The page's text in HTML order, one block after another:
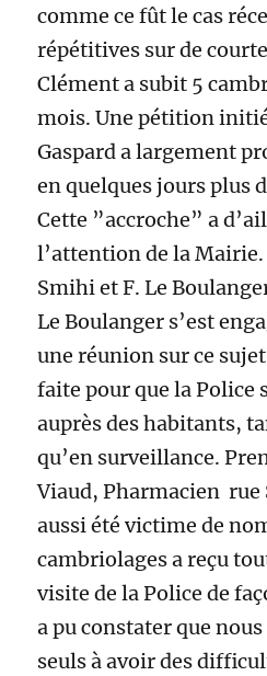
comme ce fût le cas
répétitives sur de
Clément a subit 5
mois. Une pétition
Gaspard a largement
en quelques jours plus
Cette ”accroche” a
l’attention de la
Smihi et F. Le
Le Boulanger s’est
une réunion sur ce
faite pour que la Police
auprès des habitants,
qu’en surveillance.
Viaud, Pharmacien rue
aussi été victime de
cambriolages a reçu
visite de la Police de
a pu constater que
seuls à avoir des